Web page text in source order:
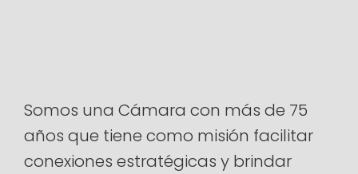
Somos una Cámara con más de 75
años que tiene como misión facilitar
conexiones estratégicas y brindar